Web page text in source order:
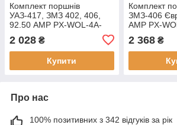
Комплект поршнів
УАЗ-417, ЗМЗ 402, 406,
92.50 AMP PX-WOL-4A-
(+0,50) Група В
2 028 ₴
Купити
Комплект
ЗМЗ-406
AMP PX-
Група B
2 368₴
Про нас
100% позитивних з 342 відгуків за рік